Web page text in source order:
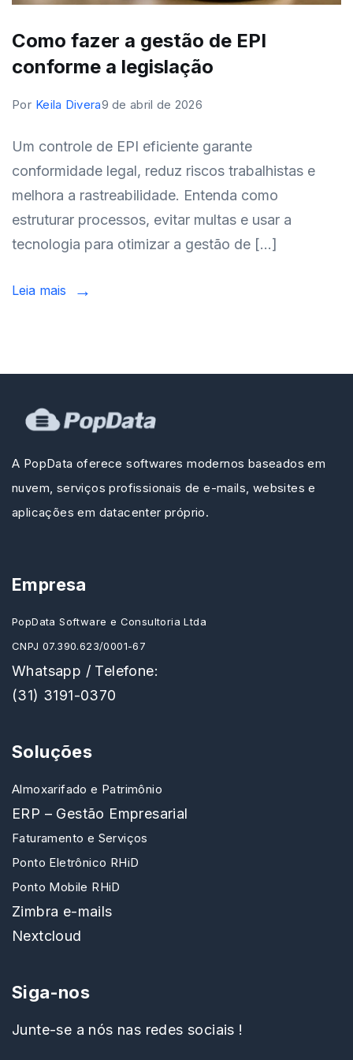
Como fazer a gestão de EPI
conforme a legislação
Por Keila Divera9 de abril de 2026
Um controle de EPI eficiente garante
conformidade legal, reduz riscos trabalhistas e
melhora a rastreabilidade. Entenda como
estruturar processos, evitar multas e usar a
tecnologia para otimizar a gestão de […]
Leia mais
A PopData oferece softwares modernos baseados em
nuvem, serviços profissionais de e-mails, websites e
aplicações em datacenter próprio.
Empresa
PopData Software e Consultoria Ltda
CNPJ 07.390.623/0001-67
Whatsapp / Telefone:
(31) 3191-0370
Soluções
Almoxarifado e Patrimônio
ERP – Gestão Empresarial
Faturamento e Serviços
Ponto Eletrônico RHiD
Ponto Mobile RHiD
Zimbra e-mails
Nextcloud
Siga-nos
Junte-se a nós nas redes sociais !